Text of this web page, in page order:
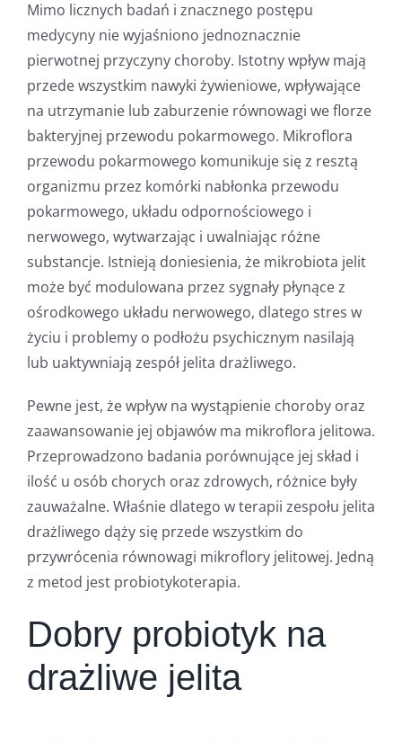
Mimo licznych badań i znacznego postępu
medycyny nie wyjaśniono jednoznacznie
pierwotnej przyczyny choroby. Istotny wpływ mają
przede wszystkim nawyki żywieniowe, wpływające
na utrzymanie lub zaburzenie równowagi we florze
bakteryjnej przewodu pokarmowego. Mikroflora
przewodu pokarmowego komunikuje się z resztą
organizmu przez komórki nabłonka przewodu
pokarmowego, układu odpornościowego i
nerwowego, wytwarzając i uwalniając różne
substancje. Istnieją doniesienia, że mikrobiota jelit
może być modulowana przez sygnały płynące z
ośrodkowego układu nerwowego, dlatego stres w
życiu i problemy o podłożu psychicznym nasilają
lub uaktywniają zespół jelita drażliwego.
Pewne jest, że wpływ na wystąpienie choroby oraz
zaawansowanie jej objawów ma mikroflora jelitowa.
Przeprowadzono badania porównujące jej skład i
ilość u osób chorych oraz zdrowych, różnice były
zauważalne. Właśnie dlatego w terapii zespołu jelita
drażliwego dąży się przede wszystkim do
przywrócenia równowagi mikroflory jelitowej. Jedną
z metod jest probiotykoterapia.
Dobry probiotyk na
drażliwe jelita